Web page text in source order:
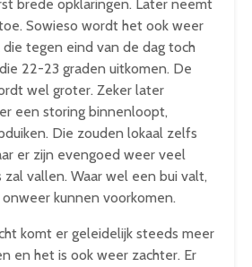
brede opklaringen. Later neemt
Sowieso wordt het ook weer
tegen eind van de dag toch
22-23 graden uitkomen. De
wel groter. Zeker later
een storing binnenloopt,
Die zouden lokaal zelfs
er zijn evengoed weer veel
vallen. Waar wel een bui valt,
kunnen voorkomen.
komt er geleidelijk steeds meer
en het is ook weer zachter. Er